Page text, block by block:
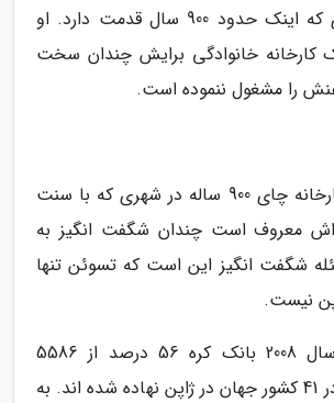
است. کارخانه ای که اینک حدود 900 سال قدمت دارد. او
کارخانه خانوادگی برایش چندان سخت
را مشغول ننموده است.
شاید بقای یک کارخانه چای 900 ساله در شهری که با سنت
معروف است چندان شگفت انگیز به
شگفت انگیز این است که تسوئن تنها
نیست.
براساس گزارش سال 2008 بانک کره 56 درصد از 5586
کمپانی 200 ساله در 41 کشور جهان در ژاپن نهاده شده اند. به